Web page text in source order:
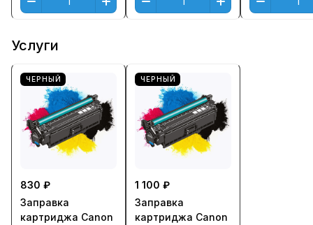
(Black)
Услуги
ЧЕРНЫЙ
830 ₽
Заправка
картриджа Canon
ЧЕРНЫЙ
1 100 ₽
Заправка
картриджа Canon